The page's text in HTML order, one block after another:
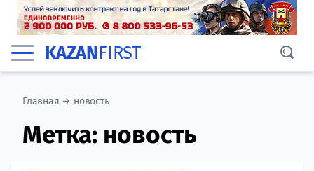
KAZANFIRST
Главная → новость
Метка: новость